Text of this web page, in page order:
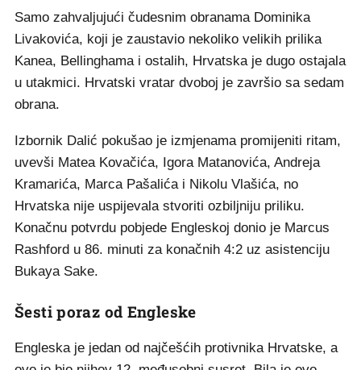
Samo zahvaljujući čudesnim obranama Dominika
Livakovića, koji je zaustavio nekoliko velikih prilika
Kanea, Bellinghama i ostalih, Hrvatska je dugo ostajala
u utakmici. Hrvatski vratar dvoboj je završio sa sedam
obrana.
Izbornik Dalić pokušao je izmjenama promijeniti ritam,
uvevši Matea Kovačića, Igora Matanovića, Andreja
Kramarića, Marca Pašalića i Nikolu Vlašića, no
Hrvatska nije uspijevala stvoriti ozbiljniju priliku.
Konačnu potvrdu pobjede Engleskoj donio je Marcus
Rashford u 86. minuti za konačnih 4:2 uz asistenciju
Bukaya Sake.
Šesti poraz od Engleske
Engleska je jedan od najčešćih protivnika Hrvatske, a